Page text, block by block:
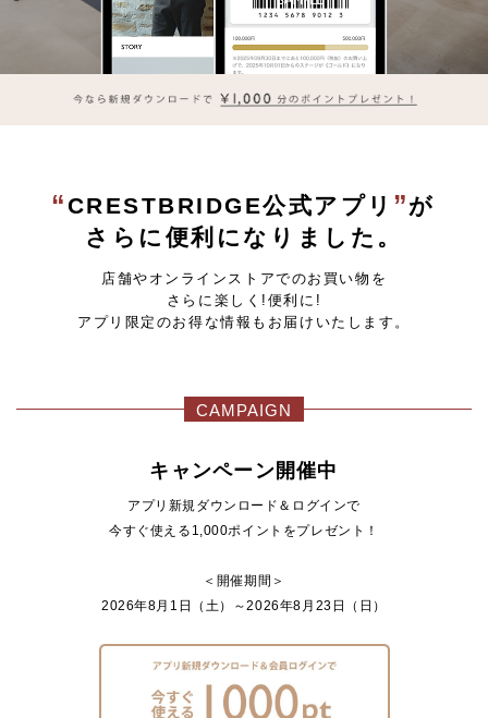
“CRESTBRIDGE公式アプリ ”が
さらに便利になりました。
店舗やオンラインストアでのお買い物を
さらに楽しく!便利に!
アプリ限定のお得な情報もお届けいたします。
CAMPAIGN
キャンペーン開催中
アプリ新規ダウンロード＆ログインで
今すぐ使える1,000ポイントをプレゼント！
＜開催期間＞
2026年8月1日（土）～2026年8月23日（日）